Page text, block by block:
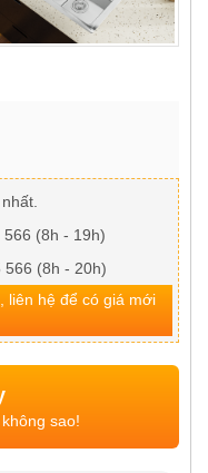
(8h - 19h)
566 (8h - 20h)
liên hệ để có giá mới
sao!